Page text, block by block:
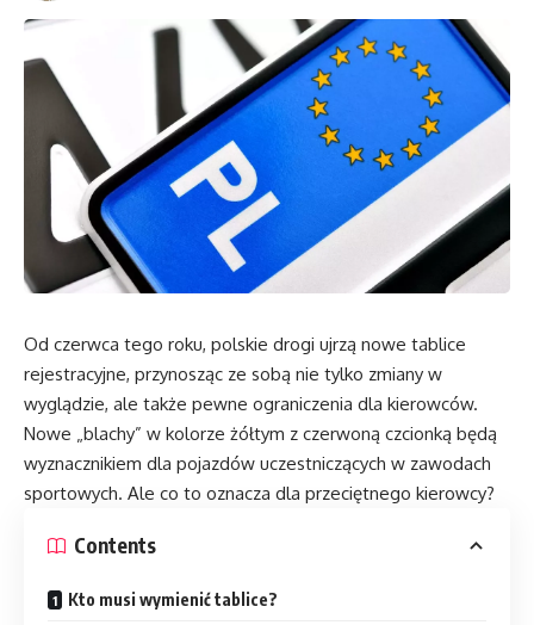
Od czerwca tego roku, polskie drogi ujrzą nowe tablice
rejestracyjne, przynosząc ze sobą nie tylko zmiany w
wyglądzie, ale także pewne ograniczenia dla kierowców.
Nowe „blachy” w kolorze żółtym z czerwoną czcionką będą
wyznacznikiem dla pojazdów uczestniczących w zawodach
sportowych. Ale co to oznacza dla przeciętnego kierowcy?
Contents
Kto musi wymienić tablice?